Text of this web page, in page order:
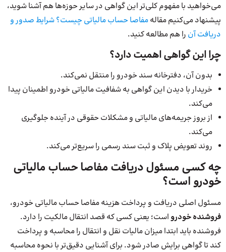
می‌خواهید با مفهوم کلی‌تر این گواهی در سایر حوزه‌ها هم آشنا شوید،
پیشنهاد می‌کنیم مقالهمفاصا حساب مالیاتی چیست؟ شرایط صدور و
دریافت آن را هم مطالعه کنید.
چرا این گواهی اهمیت دارد؟
بدون آن، دفترخانه سند خودرو را منتقل نمی‌کند.
خریدار با دیدن این گواهی به شفافیت مالیاتی خودرو اطمینان پیدا
می‌کند.
از بروز جریمه‌های مالیاتی و مشکلات حقوقی در آینده جلوگیری
می‌کند.
روند تعویض پلاک و ثبت سند رسمی را سریع‌تر می‌کند.
چه کسی مسئول دریافت مفاصا حساب مالیاتی
خودرو است؟
مسئول اصلی دریافت و پرداخت هزینه مفاصا حساب مالیاتی خودرو،
فروشنده خودرواست؛ یعنی کسی که قصد انتقال مالکیت را دارد.
فروشنده باید ابتدا میزان مالیات نقل و انتقال را محاسبه و پرداخت
کند تا گواهی برایش صادر شود. برای آشنایی دقیق‌تر با نحوه محاسبه